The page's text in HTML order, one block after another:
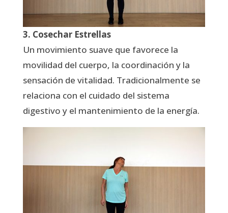
3. Cosechar Estrellas
Un movimiento suave que favorece la
movilidad del cuerpo, la coordinación y la
sensación de vitalidad. Tradicionalmente se
relaciona con el cuidado del sistema
digestivo y el mantenimiento de la energía.